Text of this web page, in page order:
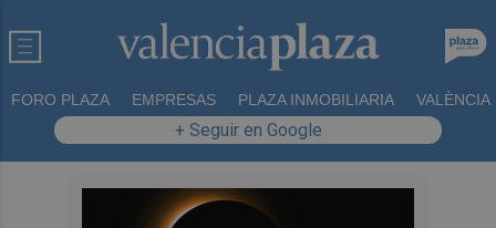
FORO PLAZA EMPRESAS PLAZA INMOBILIARIA VALÈNCIA
+ Seguir en Google